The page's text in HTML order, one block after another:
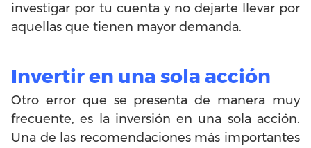
investigar por tu cuenta y no dejarte llevar por
aquellas que tienen mayor demanda.
Invertir en una sola acción
Otro error que se presenta de manera muy
frecuente, es la inversión en una sola acción.
Una de las recomendaciones más importantes